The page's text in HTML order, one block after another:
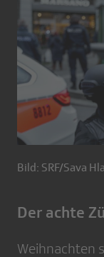
Bild: SRF/Sava
Der achte
Weihnachten